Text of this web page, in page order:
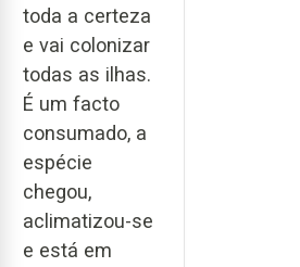
toda a certeza
e vai colonizar
todas as ilhas.
É um facto
consumado, a
espécie
chegou,
aclimatizou-se
e está em